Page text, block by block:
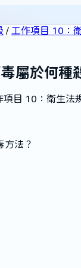
/ 工作項目 10：
屬於何種
項目 10：衛生法
方法？